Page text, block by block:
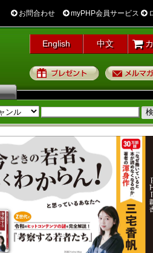
お問合わせ myPHP会員サービス
English 中文
プレゼント